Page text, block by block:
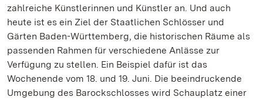
zahlreiche Künstlerinnen und Künstler an. Und auch
heute ist es ein Ziel der Staatlichen Schlösser und
Gärten Baden-Württemberg, die historischen Räume als
passenden Rahmen für verschiedene Anlässe zur
Verfügung zu stellen. Ein Beispiel dafür ist das
Wochenende vom 18. und 19. Juni. Die beeindruckende
Umgebung des Barockschlosses wird Schauplatz einer